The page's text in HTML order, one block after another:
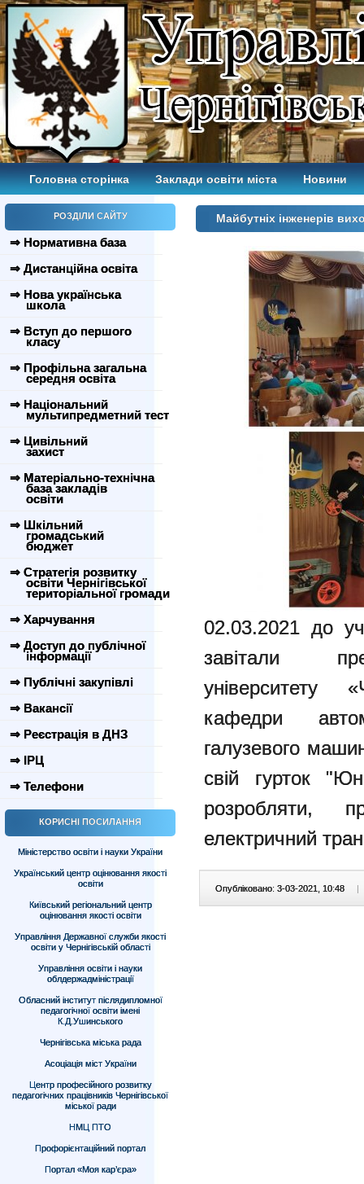
Головна сторінка Заклади освіти міста Новини
РОЗДІЛИ САЙТУ
⇒ Нормативна база
⇒ Дистанційна освіта
⇒ Нова українська
школа
⇒ Вступ до першого
класу
⇒ Профільна загальна
середня освіта
⇒ Національний
мультипредметний тест
⇒ Цивільний
захист
⇒ Матеріально-технічна
база закладів
освіти
⇒ Шкільний
громадський
бюджет
⇒ Стратегія розвитку
освіти Чернігівської
територіальної громади
⇒ Харчування
⇒ Доступ до публічної
інформації
⇒ Публічні закупівлі
⇒ Вакансії
⇒ Реєстрація в ДНЗ
⇒ ІРЦ
⇒ Телефони
КОРИСНІ ПОСИЛАННЯ
Міністерство освіти і науки України
Український центр оцінювання якості
освіти
Київський регіональний центр
оцінювання якості освіти
Управління Державної служби якості
освіти у Чернігівській області
Управління освіти і науки
облдержадміністрації
Обласний інститут післядипломної
педагогічної освіти імені
К.Д.Ушинського
Чернігівська міська рада
Асоціація міст України
Центр професійного розвитку
педагогічних працівників Чернігівської
міської ради
НМЦ ПТО
Профорієнтаційний портал
Портал «Моя кар’єра»
Майбутніх інженерів
02.03.2021 до
завітали
університету
кафедри
галузевого
свій гурток
розробляти,
електричний
Опубліковано: 3-03-2021, 10:48 |